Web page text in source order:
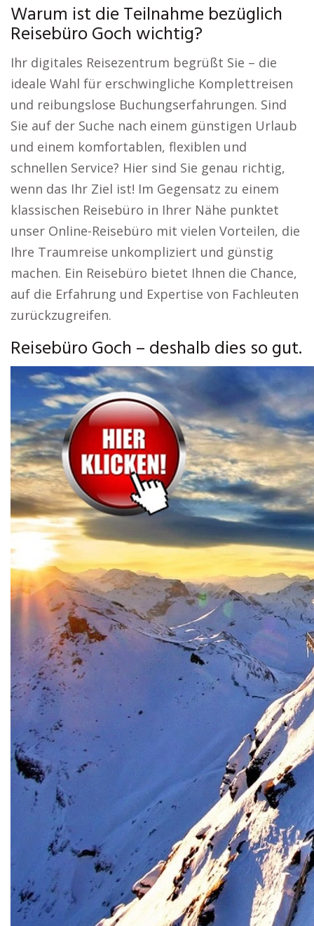
Warum ist die Teilnahme bezüglich
Reisebüro Goch wichtig?
Ihr digitales Reisezentrum begrüßt Sie – die
ideale Wahl für erschwingliche Komplettreisen
und reibungslose Buchungserfahrungen. Sind
Sie auf der Suche nach einem günstigen Urlaub
und einem komfortablen, flexiblen und
schnellen Service? Hier sind Sie genau richtig,
wenn das Ihr Ziel ist! Im Gegensatz zu einem
klassischen Reisebüro in Ihrer Nähe punktet
unser Online-Reisebüro mit vielen Vorteilen, die
Ihre Traumreise unkompliziert und günstig
machen. Ein Reisebüro bietet Ihnen die Chance,
auf die Erfahrung und Expertise von Fachleuten
zurückzugreifen.
Reisebüro Goch – deshalb dies so gut.